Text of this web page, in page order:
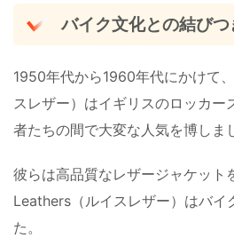
バイク文化との結びつ
1950年代から1960年代にかけて
スレザー）はイギリスのロッカー
者たちの間で大変な人気を博しま
彼らは高品質なレザージャケット
Leathers（ルイスレザー）はバイ
た。